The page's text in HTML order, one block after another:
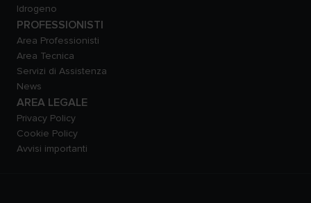
Idrogeno
PROFESSIONISTI
Area Professionisti
Area Tecnica
Servizi di Assistenza
News
AREA LEGALE
Privacy Policy
Cookie Policy
Avvisi importanti